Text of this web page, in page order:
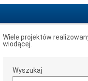
Wiele projektów
wiodącej.
Wyszukaj